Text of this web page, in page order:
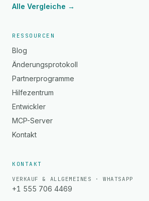
Alle Vergleiche →
RESSOURCEN
Blog
Änderungsprotokoll
Partnerprogramme
Hilfezentrum
Entwickler
MCP-Server
Kontakt
KONTAKT
VERKAUF & ALLGEMEINES · WHATSAPP
+1 555 706 4469